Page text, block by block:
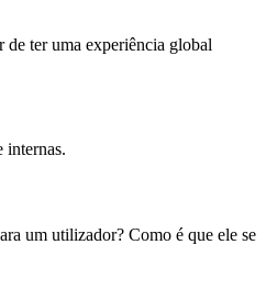
ter uma experiência global
internas.
um utilizador? Como é que ele se